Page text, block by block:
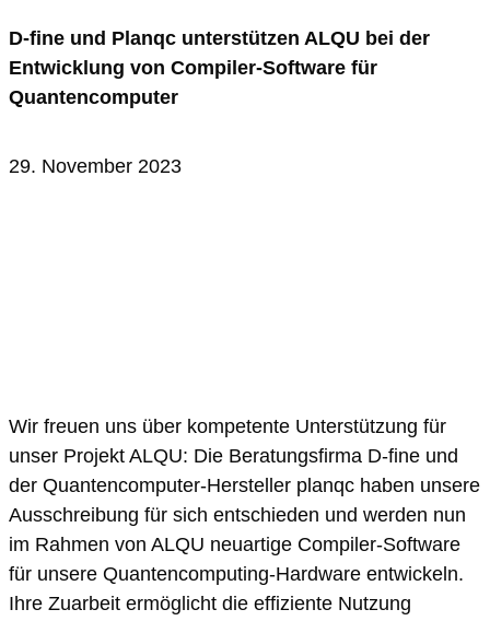
D-fine und Planqc unterstützen ALQU bei der
Entwicklung von Compiler-Software für
Quantencomputer
29. November 2023
Wir freuen uns über kompetente Unterstützung für
unser Projekt ALQU: Die Beratungsfirma D-fine und
der Quantencomputer-Hersteller planqc haben unsere
Ausschreibung für sich entschieden und werden nun
im Rahmen von ALQU neuartige Compiler-Software
für unsere Quantencomputing-Hardware entwickeln.
Ihre Zuarbeit ermöglicht die effiziente Nutzung